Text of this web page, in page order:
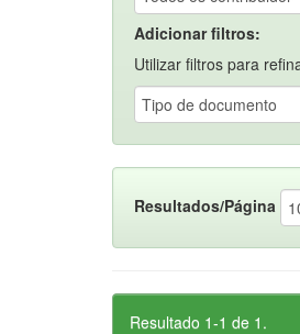
Adicionar filtros:
Utilizar filtros para
Resultados/Página
Resultado 1-1 de 1.